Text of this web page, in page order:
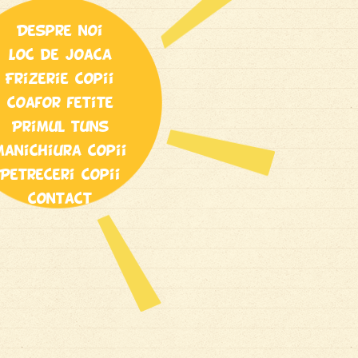
Despre noi
Loc de joaca
Frizerie copii
Coafor fetite
Primul tuns
copii
Petreceri copii
Contact